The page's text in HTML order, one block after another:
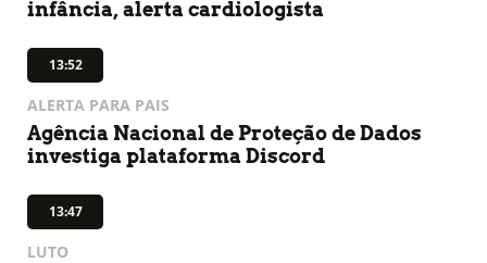
infância, alerta cardiologista
13:52
ALERTA PARA PAIS
Agência Nacional de Proteção de Dados
investiga plataforma Discord
13:47
LUTO